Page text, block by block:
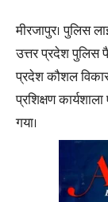
मीरजापुर। पुलिस
उत्तर प्रदेश पुलिस
प्रदेश कौशल
प्रशिक्षण
गया।